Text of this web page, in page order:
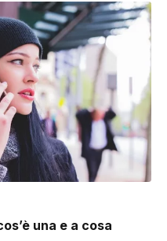
una e a cosa